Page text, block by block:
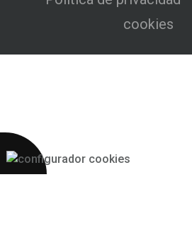
cookies